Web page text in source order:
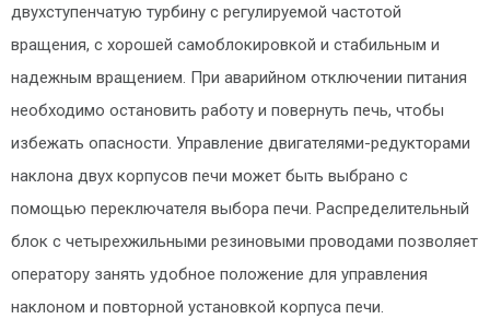
двухступенчатую турбину с регулируемой частотой
вращения, с хорошей самоблокировкой и стабильным и
надежным вращением. При аварийном отключении питания
необходимо остановить работу и повернуть печь, чтобы
избежать опасности. Управление двигателями-редукторами
наклона двух корпусов печи может быть выбрано с
помощью переключателя выбора печи. Распределительный
блок с четырехжильными резиновыми проводами позволяет
оператору занять удобное положение для управления
наклоном и повторной установкой корпуса печи.